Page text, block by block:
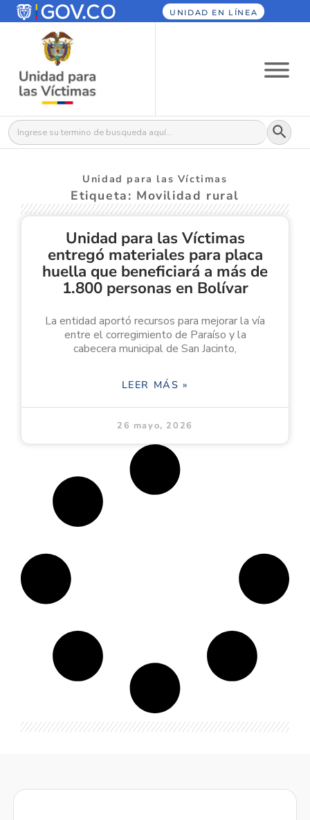
UNIDAD EN LÍNEA
Buscar: Botón
Unidad para las Víctimas
Etiqueta: Movilidad rural
Unidad para las Víctimas
entregó materiales para placa
huella que beneficiará a más de
1.800 personas en Bolívar
La entidad aportó recursos para mejorar la vía
entre el corregimiento de Paraíso y la
cabecera municipal de San Jacinto,
LEER MÁS »
26 mayo, 2026